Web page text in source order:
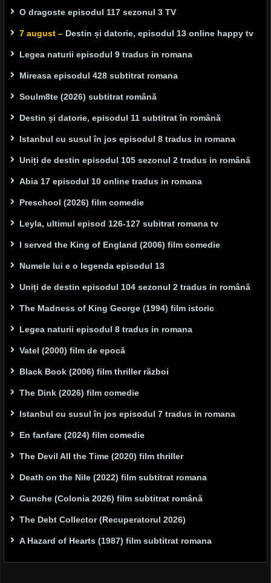
O dragoste episodul 117 sezonul 3 TV
7 august – Destin și datorie, episodul 13 online happy tv
Legea naturii episodul 9 tradus in romana
Mireasa episodul 428 subtitrat romana
Soulm8te (2026) subtitrat română
Destin și datorie, episodul 11 subtitrat în română
Istanbul cu susul în jos episodul 8 tradus in romana
Uniți de destin episodul 105 sezonul 2 tradus in română
Abia 17 episodul 10 online tradus in romana
Preschool (2026) film comedie
Leyla, ultimul episod 126-127 subitrat romana tv
I served the King of England (2006) film comedie
Numele lui e o legenda episodul 13
Uniți de destin episodul 104 sezonul 2 tradus in română
The Madness of King George (1994) film istoric
Legea naturii episodul 8 tradus in romana
Vatel (2000) film de epocă
Black Book (2006) film thriller război
The Dink (2026) film comedie
Istanbul cu susul în jos episodul 7 tradus in romana
En fanfare (2024) film comedie
The Devil All the Time (2020) film thriller
Death on the Nile (2022) film subtitrat romana
Gunche (Colonia 2026) film subtitrat română
The Debt Collector (Recuperatorul 2026)
A Hazard of Hearts (1987) film subtitrat romana